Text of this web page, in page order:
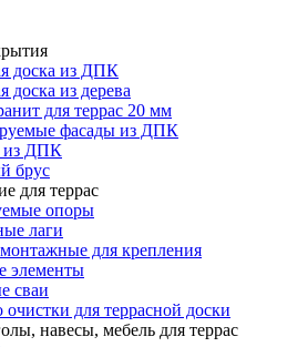
доска из ДПК
доска из дерева
для террас 20 мм
фасады из ДПК
из ДПК
брус
для террас
опоры
лаги
для крепления
элементы
сваи
очистки для террасной доски
навесы, мебель для террас